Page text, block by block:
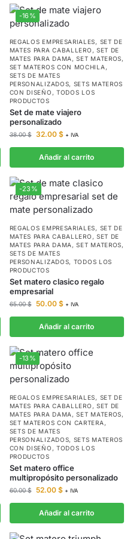
-16%
REGALOS EMPRESARIALES, SET DE
MATES PARA CABALLERO , SET DE
MATES PARA DAMA ,SET MATEROS,
SET MATEROS CON MOCHILA ,
SETS DE MATES
PERSONALIZADOS, SETS MATEROS
CON DISEÑO , TODOS LOS
PRODUCTOS
Set de mate viajero
personalizado
38.00$ 32.00 $ + IVA
Añadir al carrito
-23%
REGALOS EMPRESARIALES, SET DE
MATES PARA CABALLERO , SET DE
MATES PARA DAMA ,SET MATEROS,
SETS DE MATES
PERSONALIZADOS, TODOS LOS
PRODUCTOS
Set matero clasico regalo
empresarial
65.00$ 50.00 $ + IVA
Añadir al carrito
-13%
REGALOS EMPRESARIALES, SET DE
MATES PARA CABALLERO , SET DE
MATES PARA DAMA ,SET MATEROS,
SET MATEROS CON CARTERA ,
SETS DE MATES
PERSONALIZADOS, SETS MATEROS
CON DISEÑO , TODOS LOS
PRODUCTOS
Set matero office
multipropósito personalizado
60.00$ 52.00 $ + IVA
Añadir al carrito